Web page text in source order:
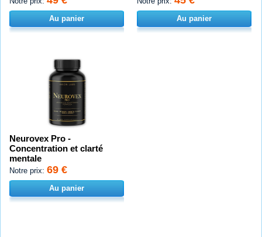
Au panier Au panier
Neurovex Pro -
Concentration et clarté
mentale
Notre prix: 69 €
Au panier